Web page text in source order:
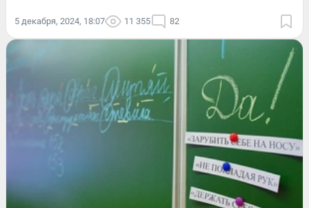
5 декабря, 2024, 18:07 11 355 82